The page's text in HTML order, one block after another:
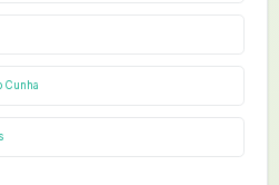
Cunha